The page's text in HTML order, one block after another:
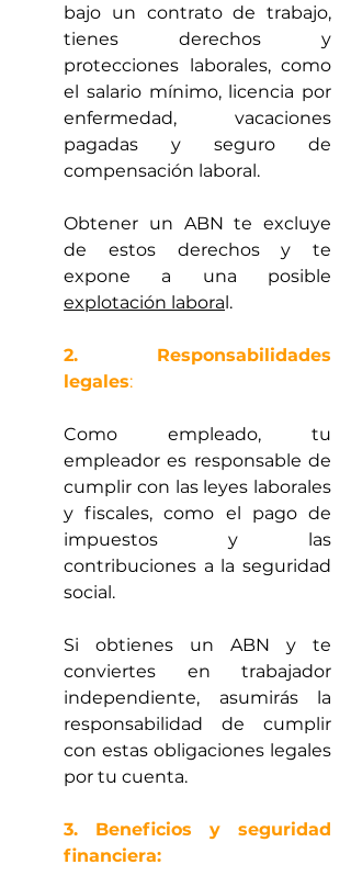
bajo un contrato de trabajo,
tienes derechos y
protecciones laborales, como
el salario mínimo, licencia por
enfermedad, vacaciones
pagadas y seguro de
compensación laboral.
Obtener un ABN te excluye
de estos derechos y te
explotación laboral.
2. Responsabilidades
legales:
Como empleado, tu
empleador es responsable de
cumplir con las leyes laborales
y fiscales, como el pago de
impuestos y las
contribuciones a la seguridad
social.
Si obtienes un ABN y te
conviertes en trabajador
independiente, asumirás la
responsabilidad de cumplir
con estas obligaciones legales
por tu cuenta.
3. Beneficios y seguridad
financiera: